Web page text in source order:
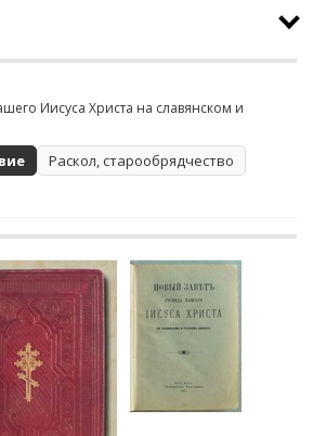
Иисуса Христа на славянском и
Раскол, старообрядчество